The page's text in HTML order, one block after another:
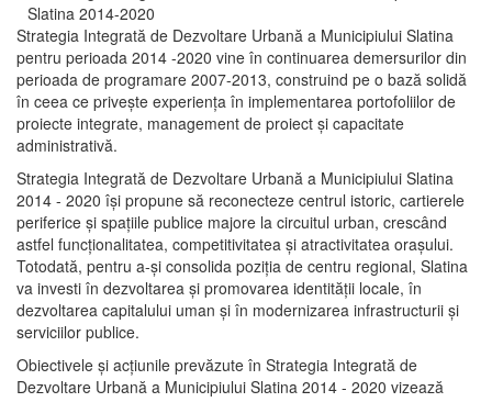
Strategia Integrată de Dezvoltare Urbană a Municipiului Slatina
pentru perioada 2014 -2020 vine în continuarea demersurilor din
perioada de programare 2007-2013, construind pe o bază solidă
în ceea ce priveşte experienţa în implementarea portofoliilor de
proiecte integrate, management de proiect și capacitate
administrativă.
Strategia Integrată de Dezvoltare Urbană a Municipiului Slatina
2014 - 2020 își propune să reconecteze centrul istoric, cartierele
periferice şi spaţiile publice majore la circuitul urban, crescând
astfel funcţionalitatea, competitivitatea şi atractivitatea oraşului.
Totodată, pentru a-şi consolida poziţia de centru regional, Slatina
va investi în dezvoltarea şi promovarea identităţii locale, în
dezvoltarea capitalului uman şi în modernizarea infrastructurii şi
serviciilor publice.
Obiectivele şi acţiunile prevăzute în Strategia Integrată de
Dezvoltare Urbană a Municipiului Slatina 2014 - 2020 vizează